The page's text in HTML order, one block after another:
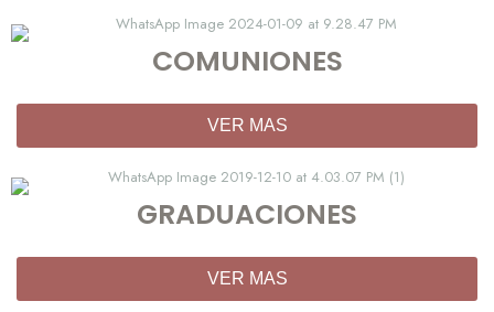
COMUNIONES
VER MAS
GRADUACIONES
VER MAS